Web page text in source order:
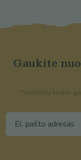
Gaukite
*nuolaidų kodas